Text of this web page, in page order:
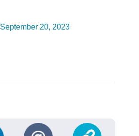
September 20, 2023